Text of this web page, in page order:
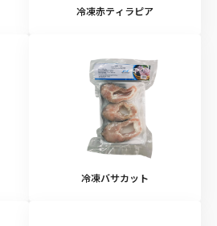
冷凍赤ティラピア
冷凍バサカット